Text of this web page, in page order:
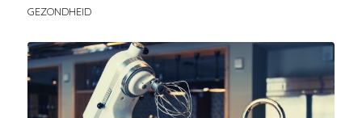
GEZONDHEID